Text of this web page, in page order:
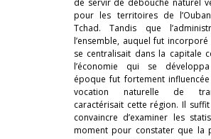
pour les territoires de
Tchad. Tandis que
l’ensemble, auquel fut
se centralisait dans la capitale
l’économie qui se
époque fut fortement
vocation naturelle de
caractérisait cette région. Il suffit
convaincre d’examiner les
moment pour constater que la